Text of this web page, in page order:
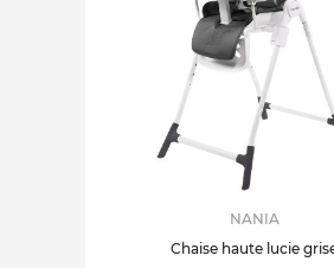
NANIA
Chaise haute lucie